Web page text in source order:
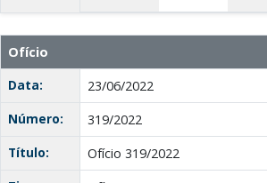
Ofício
Data:
23/06/2022
Número:
319/2022
Título:
Ofício 319/2022